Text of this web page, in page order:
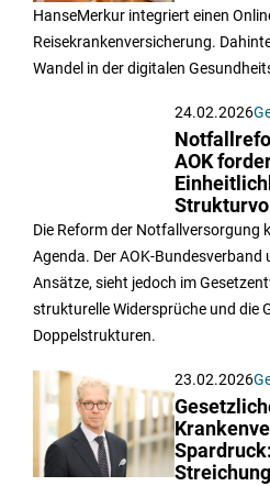
HanseMerkur integriert einen
Reisekrankenversicherung.
Wandel in der digitalen
24.02.2026
AOK
Die Reform der Notfallversorgung
Agenda. Der AOK-
Ansätze, sieht jedoch im
strukturelle Widersprüche und die
Doppelstrukturen.
23.02.2026